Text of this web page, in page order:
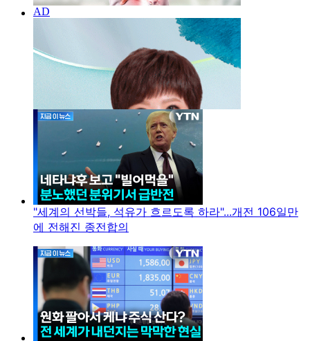
"세계의 선박들, 석유가 흐르도록 하라"...개전 106일만
에 전해진 종전합의